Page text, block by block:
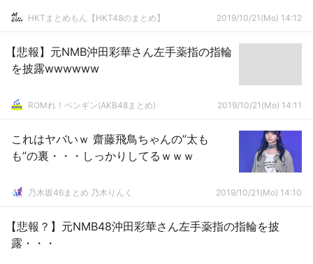
HKTまとめもん【HKT48のまとめ】 2019/10/21(Mo) 14:12
【悲報】元NMB沖田彩華さん左手薬指の指輪
を披露wwwwww
ROMれ！ペンギン(AKB48まとめ) 2019/10/21(Mo) 14:11
これはヤバいｗ 齋藤飛鳥ちゃんの”太も
も”の裏・・・しっかりしてるｗｗｗ
乃木坂46まとめ 乃木りんく 2019/10/21(Mo) 14:10
【悲報？】元NMB48沖田彩華さん左手薬指の指輪を披
露・・・